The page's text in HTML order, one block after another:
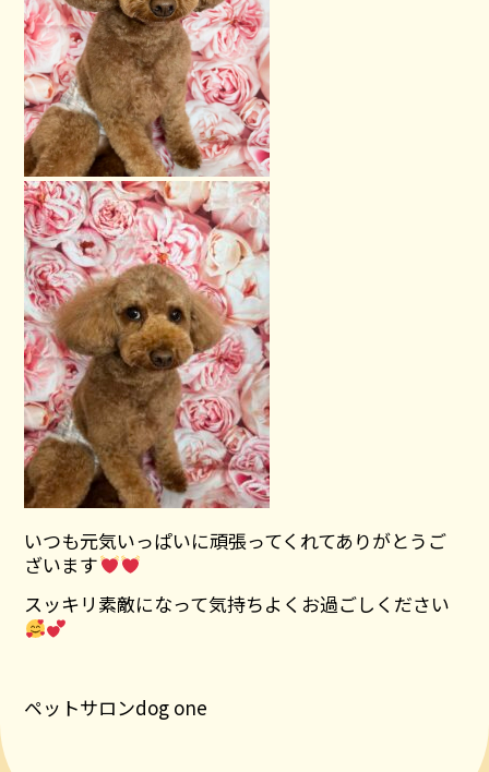
いつも元気いっぱいに頑張ってくれてありがとうご
ざいます
スッキリ素敵になって気持ちよくお過ごしください
ペットサロンdog one